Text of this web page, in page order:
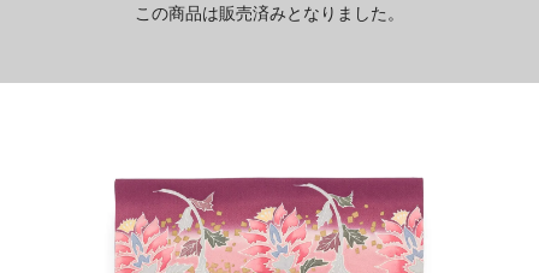
この商品は販売済みとなりました。